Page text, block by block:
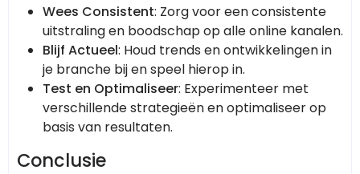
Wees Consistent: Zorg voor een consistente
uitstraling en boodschap op alle online kanalen.
Blijf Actueel: Houd trends en ontwikkelingen in
je branche bij en speel hierop in.
Test en Optimaliseer: Experimenteer met
verschillende strategieën en optimaliseer op
basis van resultaten.
Conclusie